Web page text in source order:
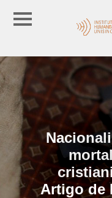
Artigo de